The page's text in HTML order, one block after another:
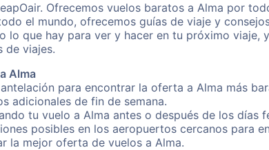
Ofrecemos vuelos baratos a Alma por
el mundo, ofrecemos guías de viaje y
lo que hay para ver y hacer en tu próximo viaje,
de viajes.
Alma
para encontrar la oferta a Alma más
adicionales de fin de semana.
tu vuelo a Alma antes o después de los días
posibles en los aeropuertos cercanos para
la mejor oferta de vuelos a Alma.